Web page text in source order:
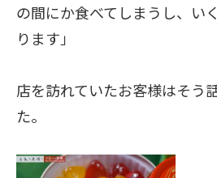
の間にか食べてしまうし、い
ります」
店を訪れていたお客様はそう
た。